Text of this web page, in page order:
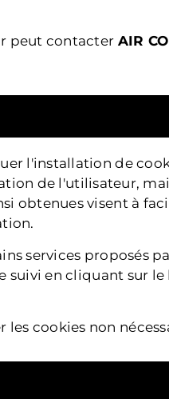
peut contacter AIR
l'installation de
de l'utilisateur,
obtenues visent à
services proposés
en cliquant sur le
cookies non